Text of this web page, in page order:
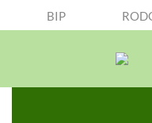
BIP